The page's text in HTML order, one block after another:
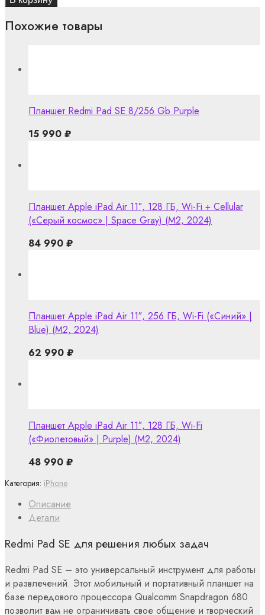
Описание
Детали
Redmi Pad SE для решения любых задач
Redmi Pad SE – это универсальный инструмент для работы
и развлечений. Этот мобильный и портативный планшет на
базе передового процессора Qualcomm Snapdragon 680
позволит вам не ограничивать свое общение и творческий
Категория: iPhone
Похожие товары
Планшет Redmi Pad SE 8/256 Gb Purple
15 990 ₽
Планшет Apple iPad Air 11″, 128 ГБ, Wi-Fi + Cellular
(«Серый космос» | Space Gray) (M2, 2024)
84 990 ₽
Планшет Apple iPad Air 11″, 256 ГБ, Wi-Fi («Синий» |
Blue) (M2, 2024)
62 990 ₽
Планшет Apple iPad Air 11″, 128 ГБ, Wi-Fi
(«Фиолетовый» | Purple) (M2, 2024)
48 990 ₽